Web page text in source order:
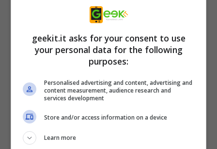
semplicemente contenere la chiave per
fermare Nemesis. Questa è la tua
avventura.
Una sfida degna di un eroe
Le gesta eroiche richiedono uno sforzo
eroico. I nemici che affronti sono
sopraffali con una raffica di colpi
geekit.it asks for your consent to use
your personal data for the following
purposes:
Personalised advertising and content, advertising and
content measurement, audience research and
services development
Store and/or access information on a device
Learn more